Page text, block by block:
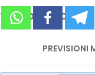
TEMPO SUI SOCIAL
PREVISIONI